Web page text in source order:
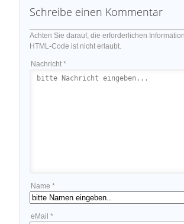
Schreibe einen Kommentar
Achten Sie darauf, die erforderlichen
HTML-Code ist nicht erlaubt.
Nachricht *
Name *
eMail *